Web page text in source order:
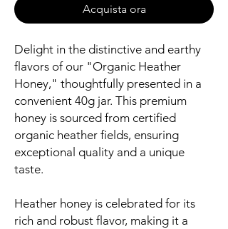
Acquista ora
Delight in the distinctive and earthy
flavors of our "Organic Heather
Honey," thoughtfully presented in a
convenient 40g jar. This premium
honey is sourced from certified
organic heather fields, ensuring
exceptional quality and a unique
taste.
Heather honey is celebrated for its
rich and robust flavor, making it a